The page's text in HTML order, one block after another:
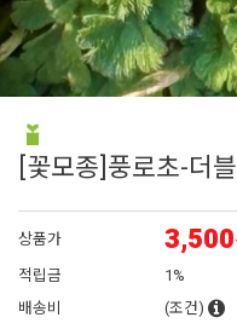
[꽃모종]풍로초-더
상품가 3,500
적립금
1%
배송비
(조건)